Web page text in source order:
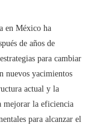
en México ha
de años de
para cambiar
nuevos yacimientos
actual y la
mejorar la eficiencia
para alcanzar el